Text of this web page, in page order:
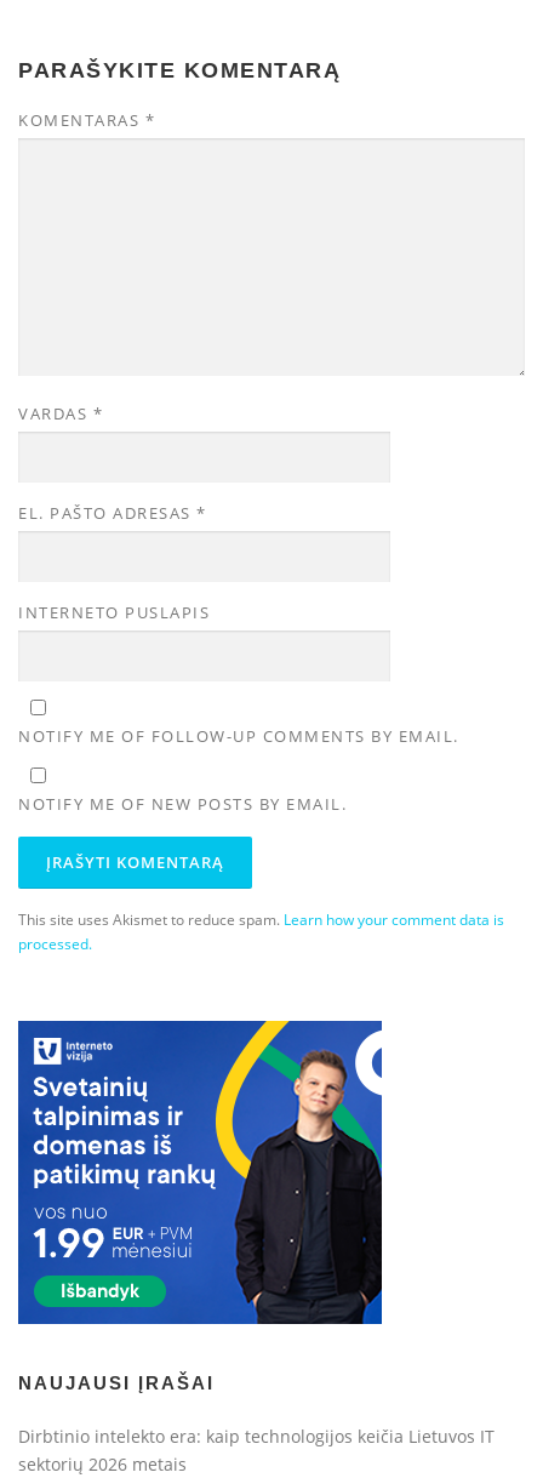
PARAŠYKITE KOMENTARĄ
KOMENTARAS *
VARDAS *
EL. PAŠTO ADRESAS *
INTERNETO PUSLAPIS
NOTIFY ME OF FOLLOW-UP COMMENTS BY EMAIL.
NOTIFY ME OF NEW POSTS BY EMAIL.
This site uses Akismet to reduce spam. Learn how your comment data is
processed.
NAUJAUSI ĮRAŠAI
Dirbtinio intelekto era: kaip technologijos keičia Lietuvos IT
sektorių 2026 metais